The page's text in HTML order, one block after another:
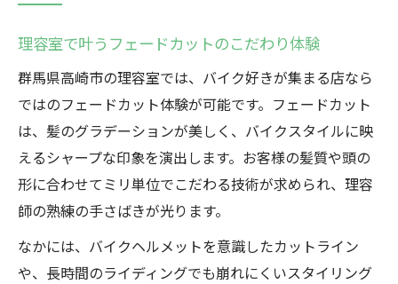
理容室で叶うフェードカットのこだわり体験
群馬県高崎市の理容室では、バイク好きが集まる店なら
ではのフェードカット体験が可能です。フェードカット
は、髪のグラデーションが美しく、バイクスタイルに映
えるシャープな印象を演出します。お客様の髪質や頭の
形に合わせてミリ単位でこだわる技術が求められ、理容
師の熟練の手さばきが光ります。
なかには、バイクヘルメットを意識したカットライン
や、長時間のライディングでも崩れにくいスタイリング